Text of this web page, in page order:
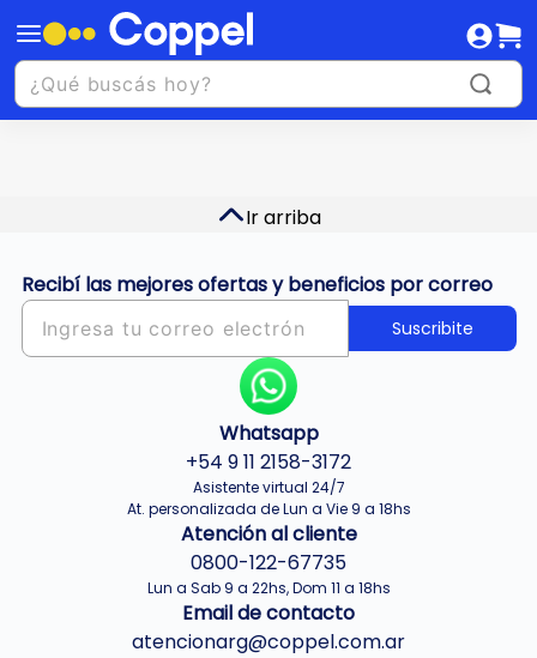
Ir arriba
Recibí las mejores ofertas y beneficios por correo
Suscribite
Whatsapp
+54 9 11 2158-3172
Asistente virtual 24/7
At. personalizada de Lun a Vie 9 a 18hs
Atención al cliente
0800-122-67735
Lun a Sab 9 a 22hs, Dom 11 a 18hs
Email de contacto
atencionarg@coppel.com.ar